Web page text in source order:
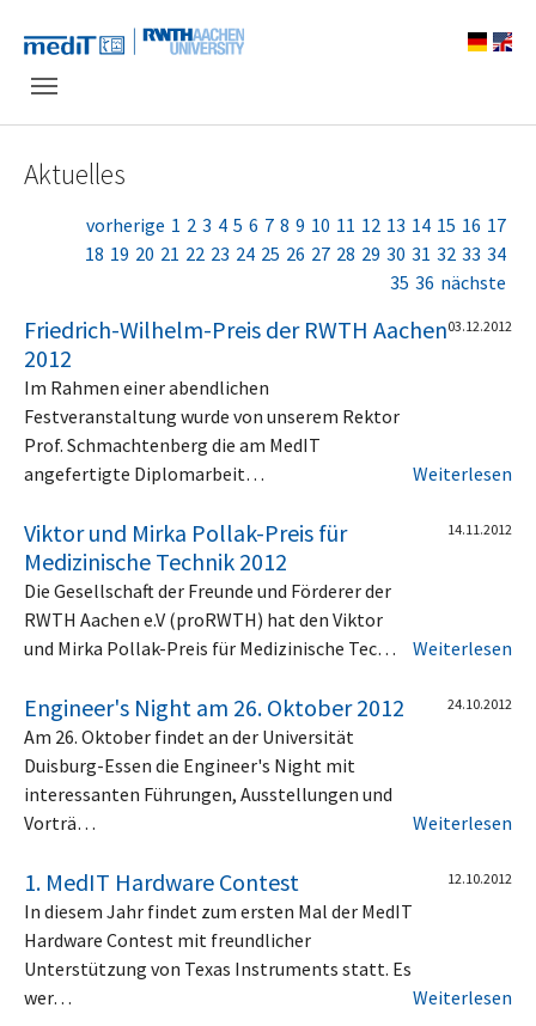
Aktuelles
vorherige 1 2 3 4 5 6 7 8 9 10 11 12 13 14 15 16 17
18 19 20 21 22 23 24 25 26 27 28 29 30 31 32 33 34
35 36 nächste
Friedrich-Wilhelm-Preis der RWTH Aachen
2012
03.12.2012
Im Rahmen einer abendlichen
Festveranstaltung wurde von unserem Rektor
Prof. Schmachtenberg die am MedIT
angefertigte Diplomarbeit…
Weiterlesen
Viktor und Mirka Pollak-Preis für
Medizinische Technik 2012
14.11.2012
Die Gesellschaft der Freunde und Förderer der
RWTH Aachen e.V (proRWTH) hat den Viktor
und Mirka Pollak-Preis für Medizinische Tec…
Weiterlesen
Engineer's Night am 26. Oktober 2012 24.10.2012
Am 26. Oktober findet an der Universität
Duisburg-Essen die Engineer's Night mit
interessanten Führungen, Ausstellungen und
Vorträ…
Weiterlesen
1. MedIT Hardware Contest 12.10.2012
In diesem Jahr findet zum ersten Mal der MedIT
Hardware Contest mit freundlicher
Unterstützung von Texas Instruments statt. Es
wer…
Weiterlesen